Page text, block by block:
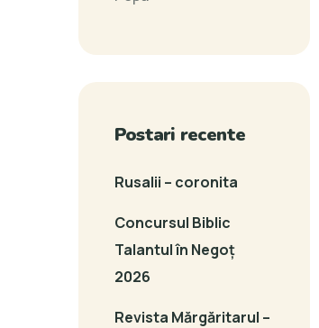
Postari recente
Rusalii – coronita
Concursul Biblic
Talantul în Negoț
2026
Revista Mărgăritarul –